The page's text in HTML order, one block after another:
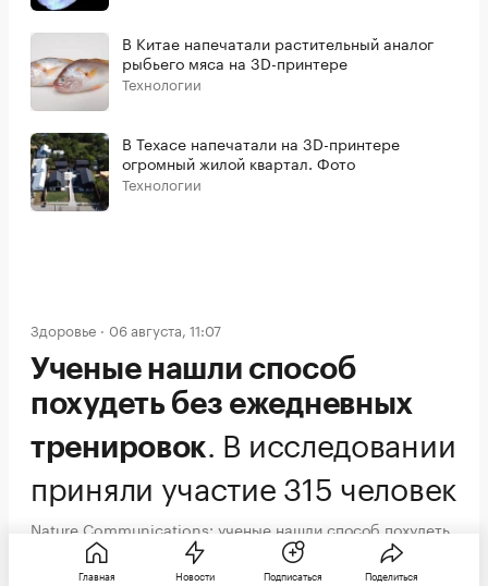
В Китае напечатали растительный аналог
рыбьего мяса на 3D-принтере
Технологии
В Техасе напечатали на 3D-принтере
огромный жилой квартал. Фото
Технологии
Здоровье 06 августа, 11:07
Ученые нашли способ
похудеть без ежедневных
тренировок. В исследовании
приняли участие 315 человек
Nature Communications: ученые нашли способ похудеть
без ежедневных тренировок
Обновлено 06 августа 2026, 12:01
Главная Новости Подписаться Поделиться